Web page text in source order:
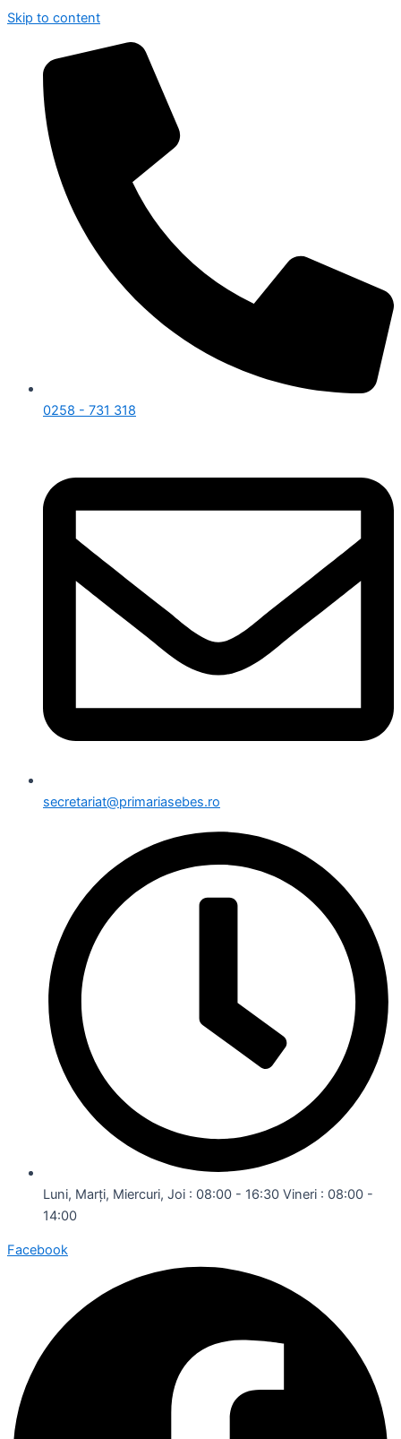
Skip to content
0258 - 731 318
secretariat@primariasebes.ro
Luni, Marți, Miercuri, Joi : 08:00 - 16:30 Vineri : 08:00 -
14:00
Facebook